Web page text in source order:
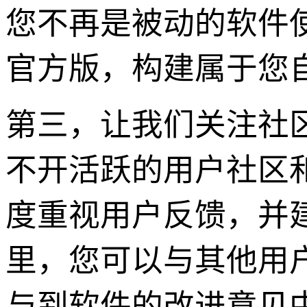
您不再是被动的软件
官方版，构建属于您
第三，让我们关注社
不开活跃的用户社区
度重视用户反馈，并
里，您可以与其他用